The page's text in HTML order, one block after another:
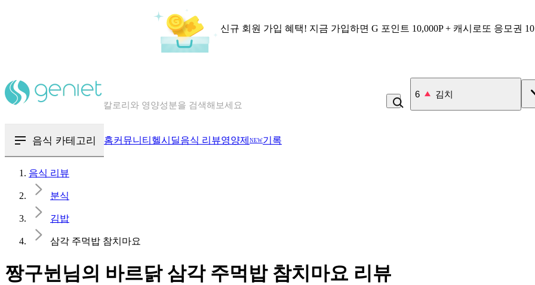
신규 회원 가입 혜택! 지금 가입하면 G 포인트 10,000P + 캐시로또 응모권
음식 · 영양제 리뷰를 찾아보세요
7 커피
음식 카테고리 홈커뮤니티 헬시딜음식 리뷰영양제 NEW기록
음식 리뷰
분식
김밥
삼각 주먹밥 참치마요
짱구뉜님의 바르닭 삼각 주먹밥 참치마요 리뷰